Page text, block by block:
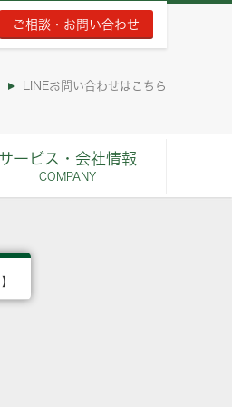
ご相談・お問い合わせ
LINEお問い合わせはこちら
サービス・会社情報
COMPANY